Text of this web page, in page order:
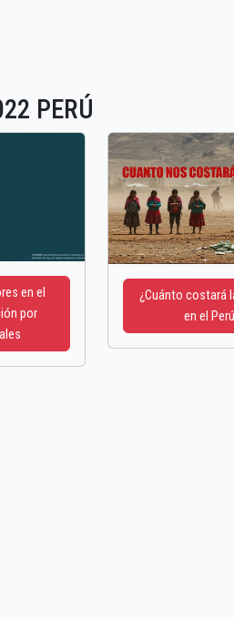
PERÚ
en el
por
¿Cuánto costará
en el